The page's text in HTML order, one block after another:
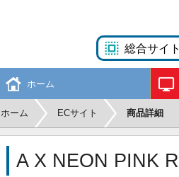
ホーム
ホーム ECサイト 商品詳細
A X NEON PINK